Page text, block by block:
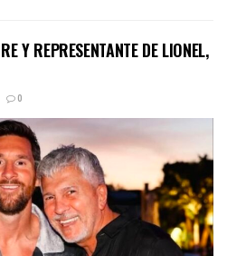
Y REPRESENTANTE DE LIONEL,
0